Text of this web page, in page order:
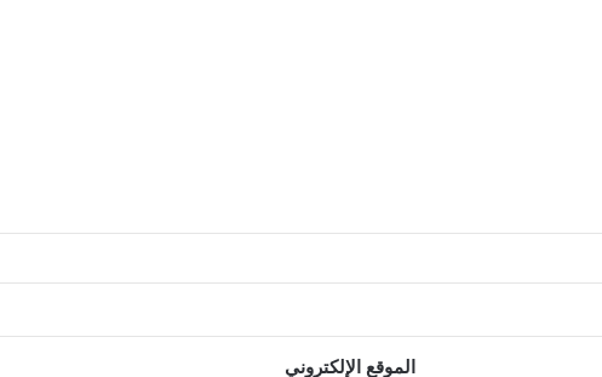
الموقع الإلكتروني